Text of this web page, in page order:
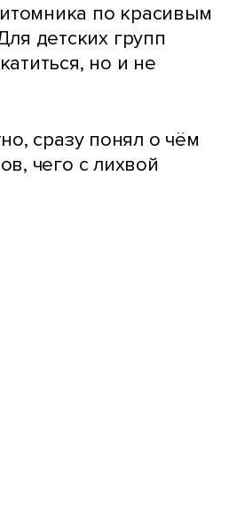
по красивым
детских групп
но и не
сразу понял о чём
чего с лихвой